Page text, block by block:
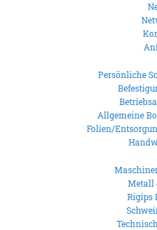
Persönliche
Allgemeine
Folien/
Metall
Rigips